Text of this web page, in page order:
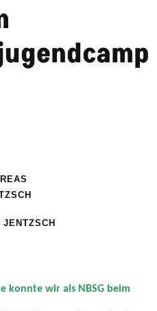
konnte wir als NBSG beim